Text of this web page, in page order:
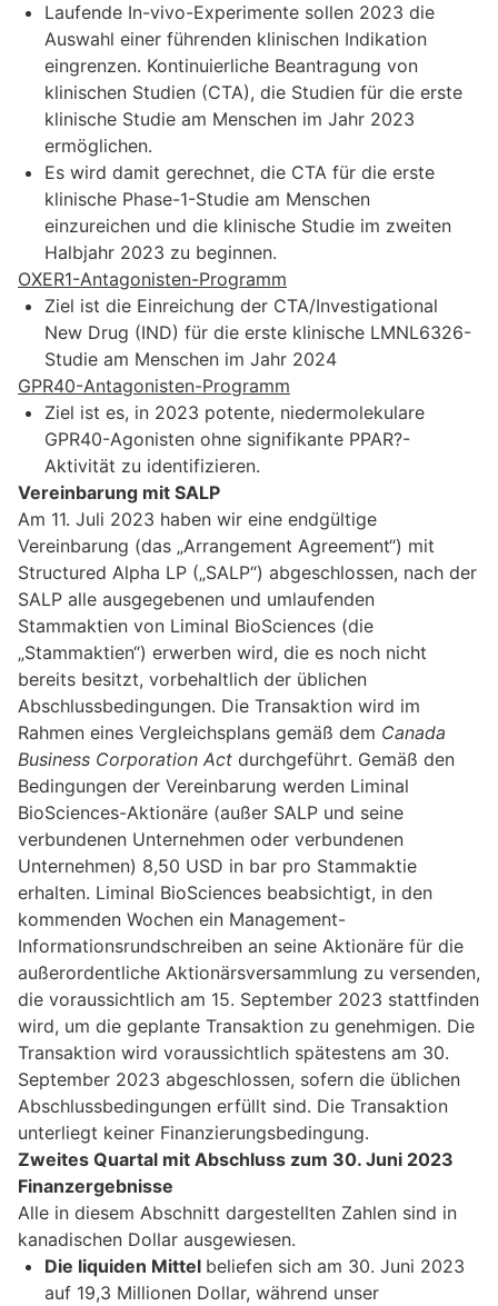
Laufende In-vivo-Experimente sollen 2023 die
Auswahl einer führenden klinischen Indikation
eingrenzen. Kontinuierliche Beantragung von
klinischen Studien (CTA), die Studien für die erste
klinische Studie am Menschen im Jahr 2023
ermöglichen.
Es wird damit gerechnet, die CTA für die erste
klinische Phase-1-Studie am Menschen
einzureichen und die klinische Studie im zweiten
Halbjahr 2023 zu beginnen.
OXER1-Antagonisten-Programm
Ziel ist die Einreichung der CTA/Investigational
New Drug (IND) für die erste klinische LMNL6326-
Studie am Menschen im Jahr 2024
GPR40-Antagonisten-Programm
Ziel ist es, in 2023 potente, niedermolekulare
GPR40-Agonisten ohne signifikante PPAR?-
Aktivität zu identifizieren.
Vereinbarung mit SALP
Am 11. Juli 2023 haben wir eine endgültige
Vereinbarung (das „Arrangement Agreement“) mit
Structured Alpha LP („SALP“) abgeschlossen, nach der
SALP alle ausgegebenen und umlaufenden
Stammaktien von Liminal BioSciences (die
„Stammaktien“) erwerben wird, die es noch nicht
bereits besitzt, vorbehaltlich der üblichen
Abschlussbedingungen. Die Transaktion wird im
Rahmen eines Vergleichsplans gemäß dem Canada
Business Corporation Act durchgeführt. Gemäß den
Bedingungen der Vereinbarung werden Liminal
BioSciences-Aktionäre (außer SALP und seine
verbundenen Unternehmen oder verbundenen
Unternehmen) 8,50 USD in bar pro Stammaktie
erhalten. Liminal BioSciences beabsichtigt, in den
kommenden Wochen ein Management-
Informationsrundschreiben an seine Aktionäre für die
außerordentliche Aktionärsversammlung zu versenden,
die voraussichtlich am 15. September 2023 stattfinden
wird, um die geplante Transaktion zu genehmigen. Die
Transaktion wird voraussichtlich spätestens am 30.
September 2023 abgeschlossen, sofern die üblichen
Abschlussbedingungen erfüllt sind. Die Transaktion
unterliegt keiner Finanzierungsbedingung.
Zweites Quartal mit Abschluss zum 30. Juni 2023
Finanzergebnisse
Alle in diesem Abschnitt dargestellten Zahlen sind in
kanadischen Dollar ausgewiesen.
Die liquiden Mittel beliefen sich am 30. Juni 2023
auf 19,3 Millionen Dollar, während unser